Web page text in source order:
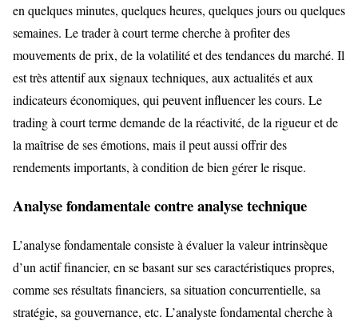
en quelques minutes, quelques heures, quelques jours ou quelques
semaines. Le trader à court terme cherche à profiter des
mouvements de prix, de la volatilité et des tendances du marché. Il
est très attentif aux signaux techniques, aux actualités et aux
indicateurs économiques, qui peuvent influencer les cours. Le
trading à court terme demande de la réactivité, de la rigueur et de
la maîtrise de ses émotions, mais il peut aussi offrir des
rendements importants, à condition de bien gérer le risque.
Analyse fondamentale contre analyse technique
L’analyse fondamentale consiste à évaluer la valeur intrinsèque
d’un actif financier, en se basant sur ses caractéristiques propres,
comme ses résultats financiers, sa situation concurrentielle, sa
stratégie, sa gouvernance, etc. L’analyste fondamental cherche à